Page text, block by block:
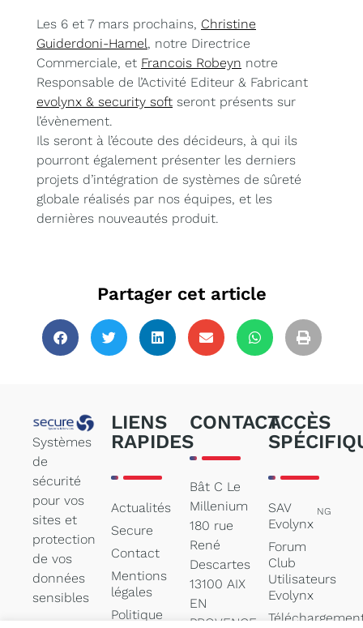
Les 6 et 7 mars prochains, Christine
Guiderdoni-Hamel, notre Directrice
Commerciale, et Francois Robeyn notre
Responsable de l’Activité Editeur & Fabricant
evolynx & security soft seront présents sur
l’évènement.
Ils seront à l’écoute des décideurs, à qui ils
pourront également présenter les derniers
projets d’intégration de systèmes de sûreté
globale réalisés par nos équipes, et les
dernières nouveautés produit.
Partager cet article
Systèmes
de
sécurité
pour vos
sites et
protection
de vos
données
sensibles
LIENS
RAPIDES
Actualités
Secure
Contact
Mentions
légales
Politique
CONTACT
Bât C Le
Millenium
180 rue
René
Descartes
13100 AIX
EN
PROVENCE
ACCÈS
SAV
Evolynx
NG
Forum
Club
Utilisateurs
Evolynx